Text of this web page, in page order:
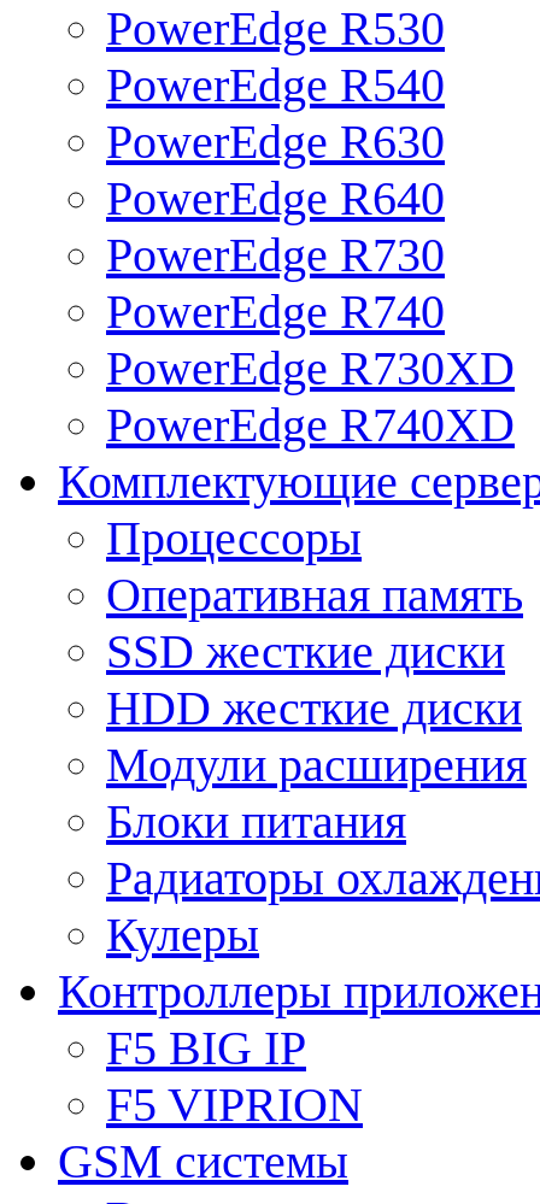
PowerEdge R530
PowerEdge R540
PowerEdge R630
PowerEdge R640
PowerEdge R730
PowerEdge R740
PowerEdge R730XD
PowerEdge R740XD
Комплектующие
Процессоры
Оперативная память
SSD жесткие диски
HDD жесткие диски
Модули расширения
Блоки питания
Радиаторы
Кулеры
Контроллеры
F5 BIG IP
F5 VIPRION
GSM системы